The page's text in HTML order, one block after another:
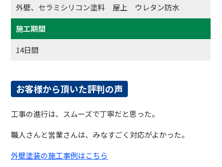
外壁、セラミシリコン塗料 屋上 ウレタン防水
施工期間
14日間
お客様から頂いた評判の声
工事の進行は、スムーズで丁寧だと思った。
職人さんと営業さんは、みなすごく対応がよかった。
外壁塗装の施工事例はこちら